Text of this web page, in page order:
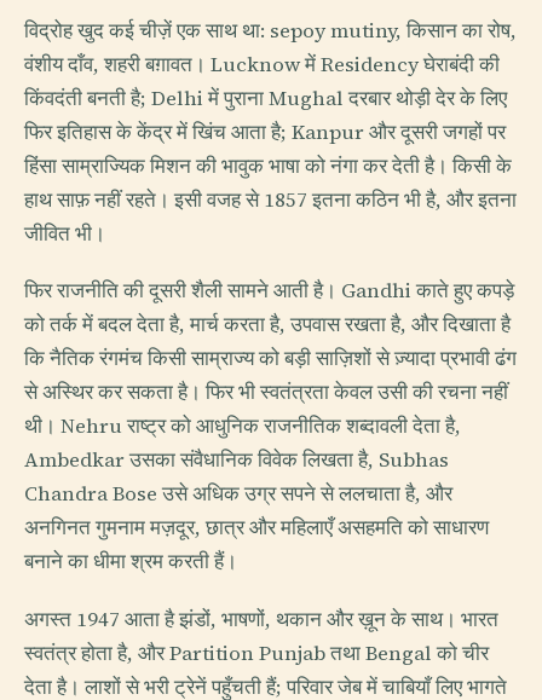
विद्रोह खुद कई चीज़ें एक साथ था: sepoy mutiny, किसान का रोष,
वंशीय दाँव, शहरी बग़ावत। Lucknow में Residency घेराबंदी की
किंवदंती बनती है; Delhi में पुराना Mughal दरबार थोड़ी देर के लिए
फिर इतिहास के केंद्र में खिंच आता है; Kanpur और दूसरी जगहों पर
हिंसा साम्राज्यिक मिशन की भावुक भाषा को नंगा कर देती है। किसी के
हाथ साफ़ नहीं रहते। इसी वजह से 1857 इतना कठिन भी है, और इतना
जीवित भी।
फिर राजनीति की दूसरी शैली सामने आती है। Gandhi काते हुए कपड़े
को तर्क में बदल देता है, मार्च करता है, उपवास रखता है, और दिखाता है
कि नैतिक रंगमंच किसी साम्राज्य को बड़ी साज़िशों से ज़्यादा प्रभावी ढंग
से अस्थिर कर सकता है। फिर भी स्वतंत्रता केवल उसी की रचना नहीं
थी। Nehru राष्ट्र को आधुनिक राजनीतिक शब्दावली देता है,
Ambedkar उसका संवैधानिक विवेक लिखता है, Subhas
Chandra Bose उसे अधिक उग्र सपने से ललचाता है, और
अनगिनत गुमनाम मज़दूर, छात्र और महिलाएँ असहमति को साधारण
बनाने का धीमा श्रम करती हैं।
अगस्त 1947 आता है झंडों, भाषणों, थकान और ख़ून के साथ। भारत
स्वतंत्र होता है, और Partition Punjab तथा Bengal को चीर
देता है। लाशों से भरी ट्रेनें पहुँचती हैं; परिवार जेब में चाबियाँ लिए भागते